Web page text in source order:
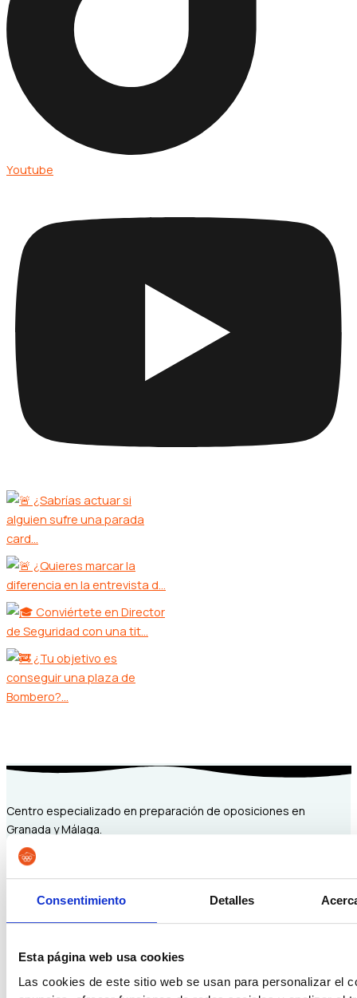
Consentimiento Detalles
Esta página web usa cookies
Las cookies de este sitio web se usan para personalizar el
Youtube
Centro especializado en preparación de oposiciones en
Granada y Málaga.
Facebook-f